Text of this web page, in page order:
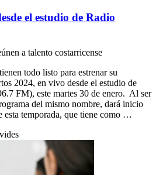
el estudio de Radio
a talento costarricense
todo listo para estrenar su
2024, en vivo desde el estudio de
FM), este martes 30 de enero. Al ser
del mismo nombre, dará inicio
esta temporada, que tiene como …